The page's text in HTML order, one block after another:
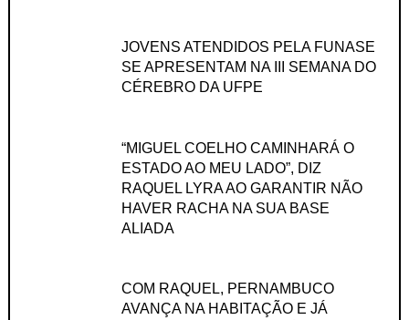
JOVENS ATENDIDOS PELA FUNASE
SE APRESENTAM NA III SEMANA DO
CÉREBRO DA UFPE
“MIGUEL COELHO CAMINHARÁ O
ESTADO AO MEU LADO”, DIZ
RAQUEL LYRA AO GARANTIR NÃO
HAVER RACHA NA SUA BASE
ALIADA
COM RAQUEL, PERNAMBUCO
AVANÇA NA HABITAÇÃO E JÁ